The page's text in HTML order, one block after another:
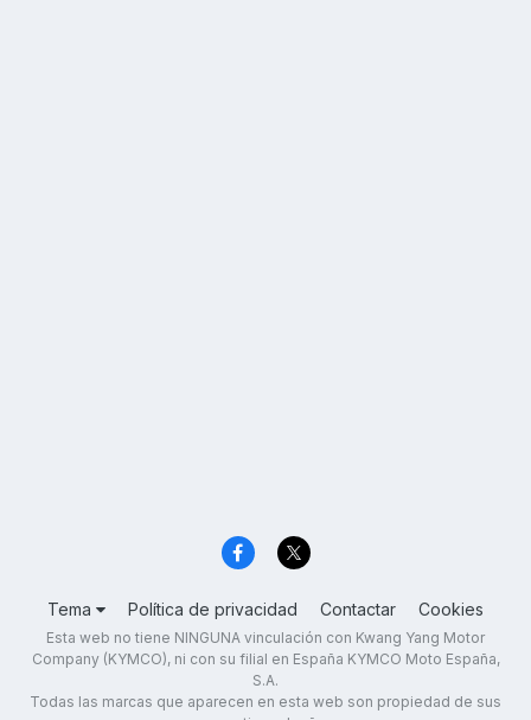
Tema Política de privacidad Contactar Cookies
Esta web no tiene NINGUNA vinculación con Kwang Yang Motor
Company (KYMCO), ni con su filial en España KYMCO Moto España,
S.A.
Todas las marcas que aparecen en esta web son propiedad de sus